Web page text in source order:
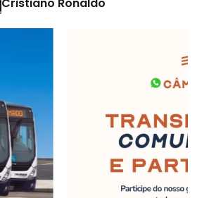
Cristiano Ronaldo